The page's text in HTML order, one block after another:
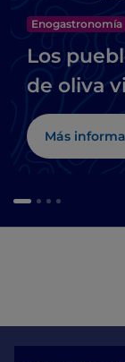
Enogastronomía
Los
de oliva
Más